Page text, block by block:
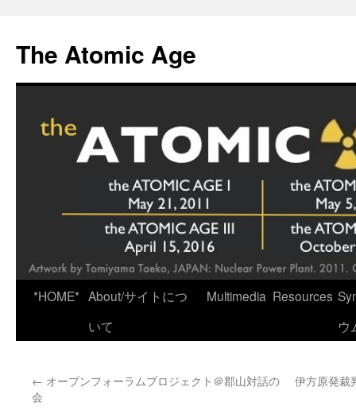
content
The Atomic Age
*HOME* About/サイトにつ
いて
Multimedia Resources
ウ
← オープンフォーラムプロジェクト＠郡山対話の
会
伊方原発